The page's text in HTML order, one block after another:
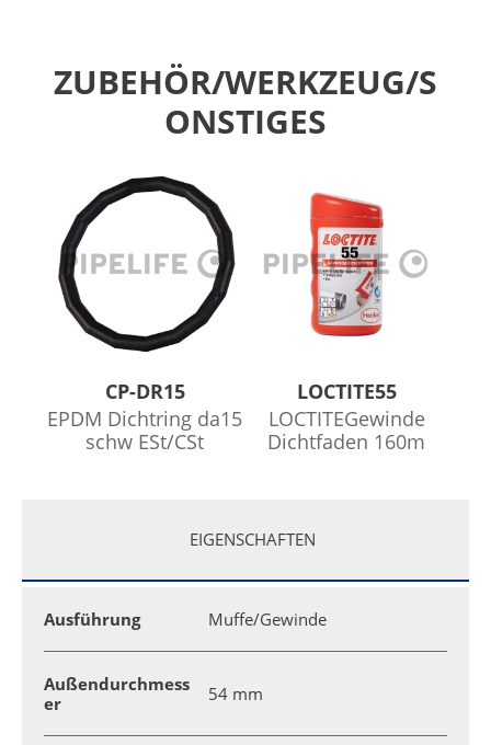
ZUBEHÖR/WERKZEUG/S
ONSTIGES
CP-DR15
EPDM Dichtring da15
schw ESt/CSt
LOCTITE55
LOCTITEGewinde
Dichtfaden 160m
EIGENSCHAFTEN
Ausführung Muffe/Gewinde
Außendurchmess
er
54 mm